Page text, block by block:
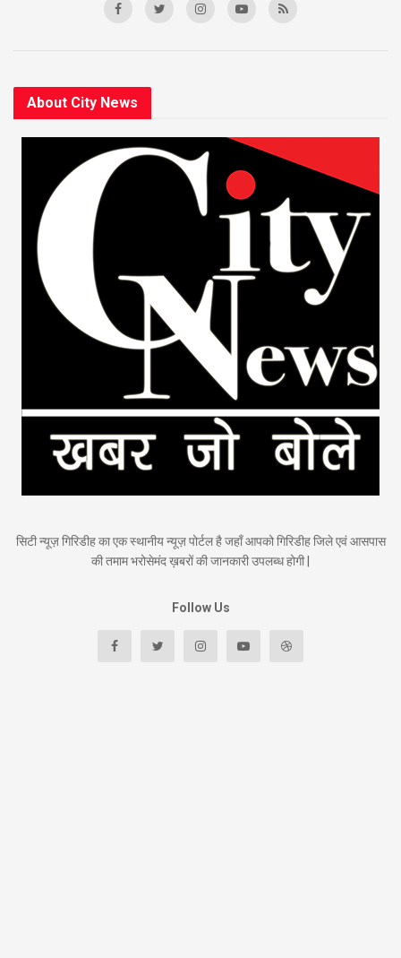
About City News
सिटी न्यूज़ गिरिडीह का एक स्थानीय न्यूज़ पोर्टल है जहाँ आपको गिरिडीह जिले एवं आसपास
की तमाम भरोसेमंद ख़बरों की जानकारी उपलब्ध होगी |
Follow Us